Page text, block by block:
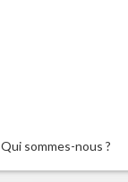
Qui sommes-nous ?